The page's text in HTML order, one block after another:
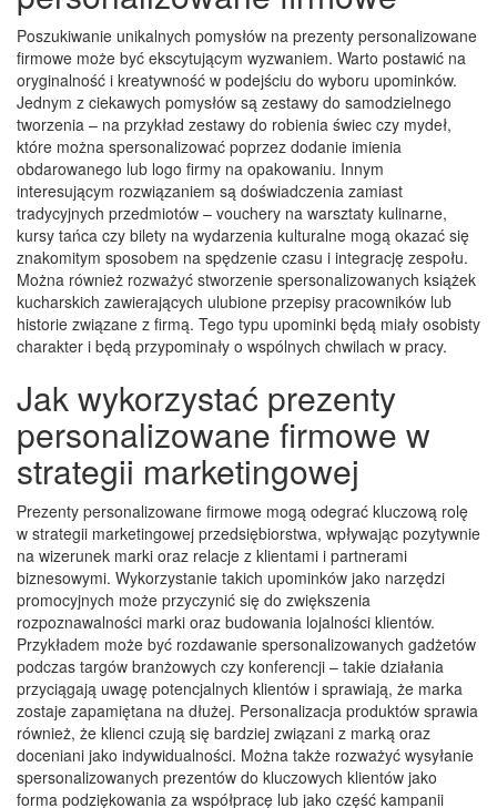
Poszukiwanie unikalnych pomysłów na prezenty personalizowane
firmowe może być ekscytującym wyzwaniem. Warto postawić na
oryginalność i kreatywność w podejściu do wyboru upominków.
Jednym z ciekawych pomysłów są zestawy do samodzielnego
tworzenia – na przykład zestawy do robienia świec czy mydeł,
które można spersonalizować poprzez dodanie imienia
obdarowanego lub logo firmy na opakowaniu. Innym
interesującym rozwiązaniem są doświadczenia zamiast
tradycyjnych przedmiotów – vouchery na warsztaty kulinarne,
kursy tańca czy bilety na wydarzenia kulturalne mogą okazać się
znakomitym sposobem na spędzenie czasu i integrację zespołu.
Można również rozważyć stworzenie spersonalizowanych książek
kucharskich zawierających ulubione przepisy pracowników lub
historie związane z firmą. Tego typu upominki będą miały osobisty
charakter i będą przypominały o wspólnych chwilach w pracy.
Jak wykorzystać prezenty
personalizowane firmowe w
strategii marketingowej
Prezenty personalizowane firmowe mogą odegrać kluczową rolę
w strategii marketingowej przedsiębiorstwa, wpływając pozytywnie
na wizerunek marki oraz relacje z klientami i partnerami
biznesowymi. Wykorzystanie takich upominków jako narzędzi
promocyjnych może przyczynić się do zwiększenia
rozpoznawalności marki oraz budowania lojalności klientów.
Przykładem może być rozdawanie spersonalizowanych gadżetów
podczas targów branżowych czy konferencji – takie działania
przyciągają uwagę potencjalnych klientów i sprawiają, że marka
zostaje zapamiętana na dłużej. Personalizacja produktów sprawia
również, że klienci czują się bardziej związani z marką oraz
doceniani jako indywidualności. Można także rozważyć wysyłanie
spersonalizowanych prezentów do kluczowych klientów jako
forma podziękowania za współpracę lub jako część kampanii